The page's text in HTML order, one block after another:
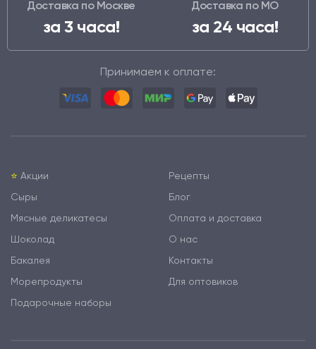
Доставка по Москве
за 3 часа!
Доставка по МО
за 24 часа!
Принимаем к оплате:
⭐️ Акции
Сыры
Мясные деликатесы
Шоколад
Бакалея
Морепродукты
Подарочные наборы
Рецепты
Блог
Оплата и доставка
О нас
Контакты
Для оптовиков